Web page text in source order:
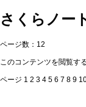
さくらノー
ページ数：12
このコンテンツを閲覧す
ページ 1 2 3 4 5 6 7 8 9